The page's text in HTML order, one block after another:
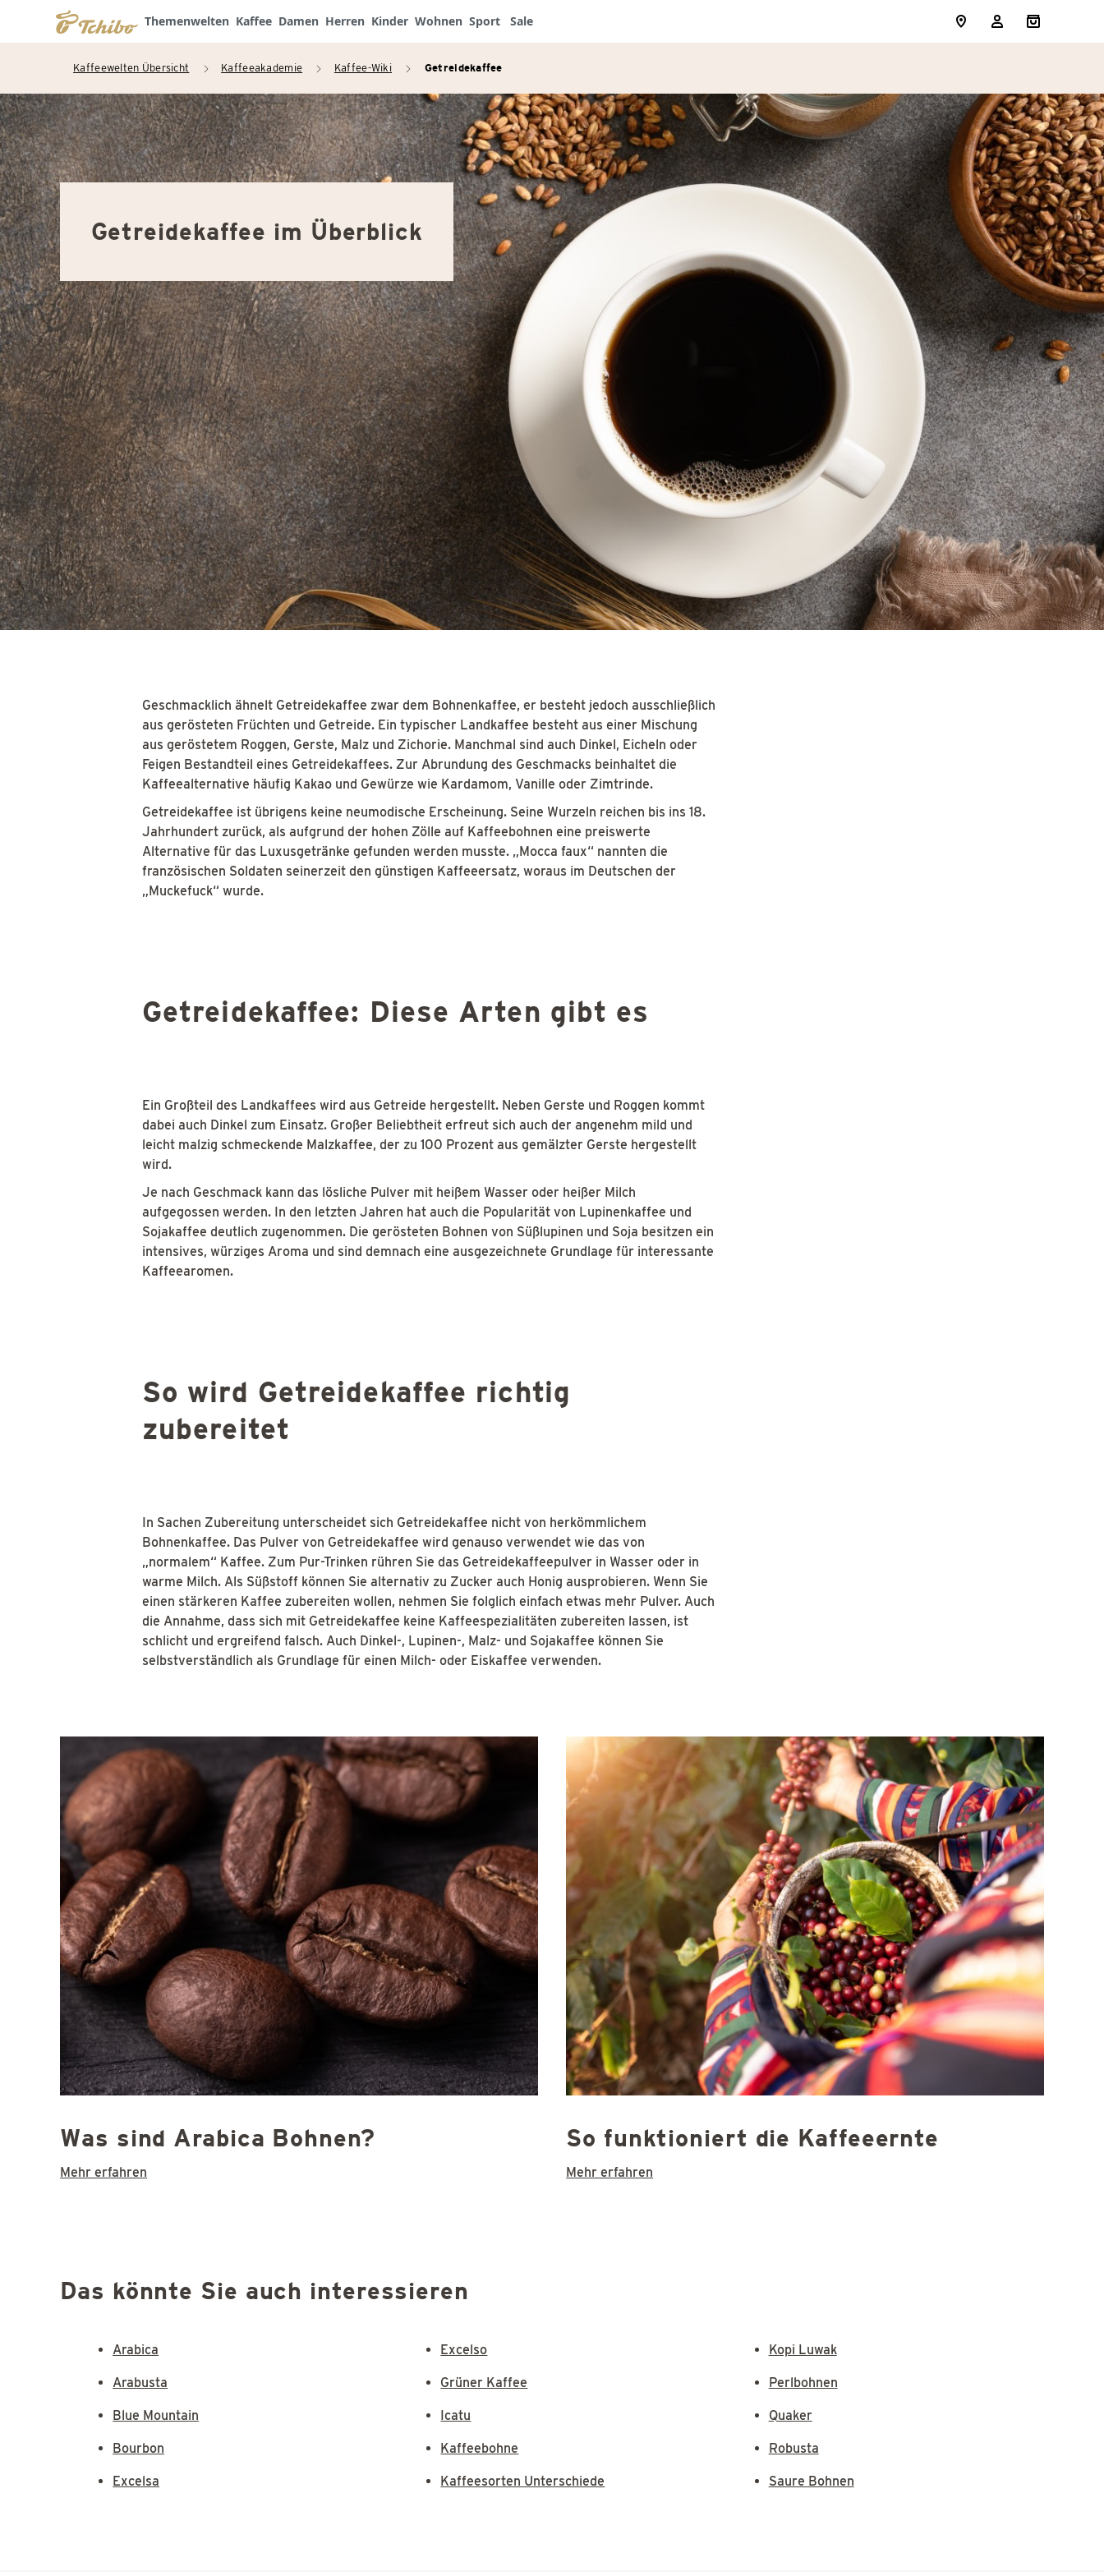
Themenwelten Kaffee Damen Herren Kinder Wohnen Sport Sale
Kaffeewelten Übersicht arrow_right Kaffeeakademie arrow_right Kaffee-Wiki arrow_right Getreidekaffee
Getreidekaffee im Überblick
Geschmacklich ähnelt Getreidekaffee zwar dem Bohnenkaffee, er besteht jedoch ausschließlich
aus gerösteten Früchten und Getreide. Ein typischer Landkaffee besteht aus einer Mischung
aus geröstetem Roggen, Gerste, Malz und Zichorie. Manchmal sind auch Dinkel, Eicheln oder
Feigen Bestandteil eines Getreidekaffees. Zur Abrundung des Geschmacks beinhaltet die
Kaffeealternative häufig Kakao und Gewürze wie Kardamom, Vanille oder Zimtrinde.
Getreidekaffee ist übrigens keine neumodische Erscheinung. Seine Wurzeln reichen bis ins 18.
Jahrhundert zurück, als aufgrund der hohen Zölle auf Kaffeebohnen eine preiswerte
Alternative für das Luxusgetränke gefunden werden musste. „Mocca faux“ nannten die
französischen Soldaten seinerzeit den günstigen Kaffeeersatz, woraus im Deutschen der
„Muckefuck“ wurde.
Getreidekaffee: Diese Arten gibt es
Ein Großteil des Landkaffees wird aus Getreide hergestellt. Neben Gerste und Roggen kommt
dabei auch Dinkel zum Einsatz. Großer Beliebtheit erfreut sich auch der angenehm mild und
leicht malzig schmeckende Malzkaffee, der zu 100 Prozent aus gemälzter Gerste hergestellt
wird.
Je nach Geschmack kann das lösliche Pulver mit heißem Wasser oder heißer Milch
aufgegossen werden. In den letzten Jahren hat auch die Popularität von Lupinenkaffee und
Sojakaffee deutlich zugenommen. Die gerösteten Bohnen von Süßlupinen und Soja besitzen ein
intensives, würziges Aroma und sind demnach eine ausgezeichnete Grundlage für interessante
Kaffeearomen.
So wird Getreidekaffee richtig
zubereitet
In Sachen Zubereitung unterscheidet sich Getreidekaffee nicht von herkömmlichem
Bohnenkaffee. Das Pulver von Getreidekaffee wird genauso verwendet wie das von
„normalem“ Kaffee. Zum Pur-Trinken rühren Sie das Getreidekaffeepulver in Wasser oder in
warme Milch. Als Süßstoff können Sie alternativ zu Zucker auch Honig ausprobieren. Wenn Sie
einen stärkeren Kaffee zubereiten wollen, nehmen Sie folglich einfach etwas mehr Pulver. Auch
die Annahme, dass sich mit Getreidekaffee keine Kaffeespezialitäten zubereiten lassen, ist
schlicht und ergreifend falsch. Auch Dinkel-, Lupinen-, Malz- und Sojakaffee können Sie
selbstverständlich als Grundlage für einen Milch- oder Eiskaffee verwenden.
Was sind Arabica Bohnen?
Mehr erfahren
So funktioniert die Kaffeeernte
Mehr erfahren
Das könnte Sie auch interessieren
Arabica
Arabusta
Blue Mountain
Bourbon
Excelsa
Excelso
Grüner Kaffee
Icatu
Kaffeebohne
Kaffeesorten Unterschiede
Kopi Luwak
Perlbohnen
Quaker
Robusta
Saure Bohnen